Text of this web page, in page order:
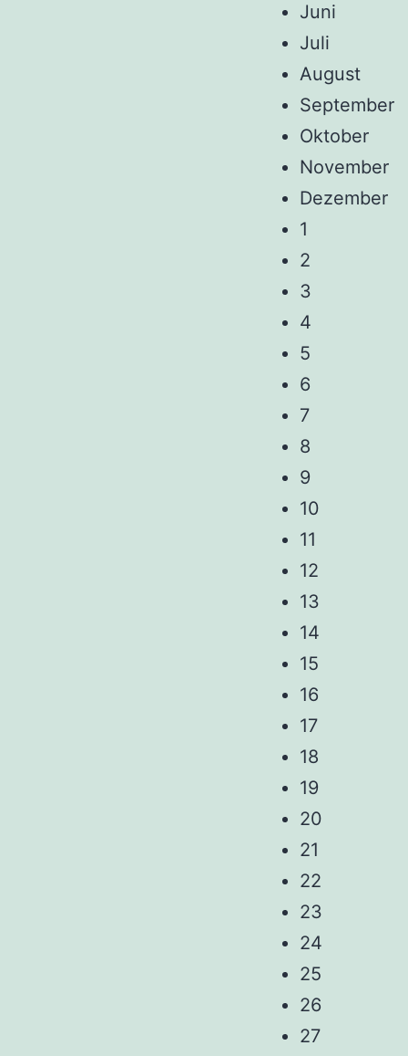
Juni
Juli
August
September
Oktober
November
Dezember
1
2
3
4
5
6
7
8
9
10
11
12
13
14
15
16
17
18
19
20
21
22
23
24
25
26
27